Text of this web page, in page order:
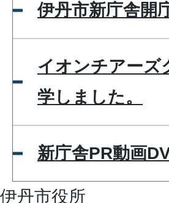
伊丹市新庁舎開
イオンチアーズ
学しました。
新庁舎PR動画
伊丹市役所